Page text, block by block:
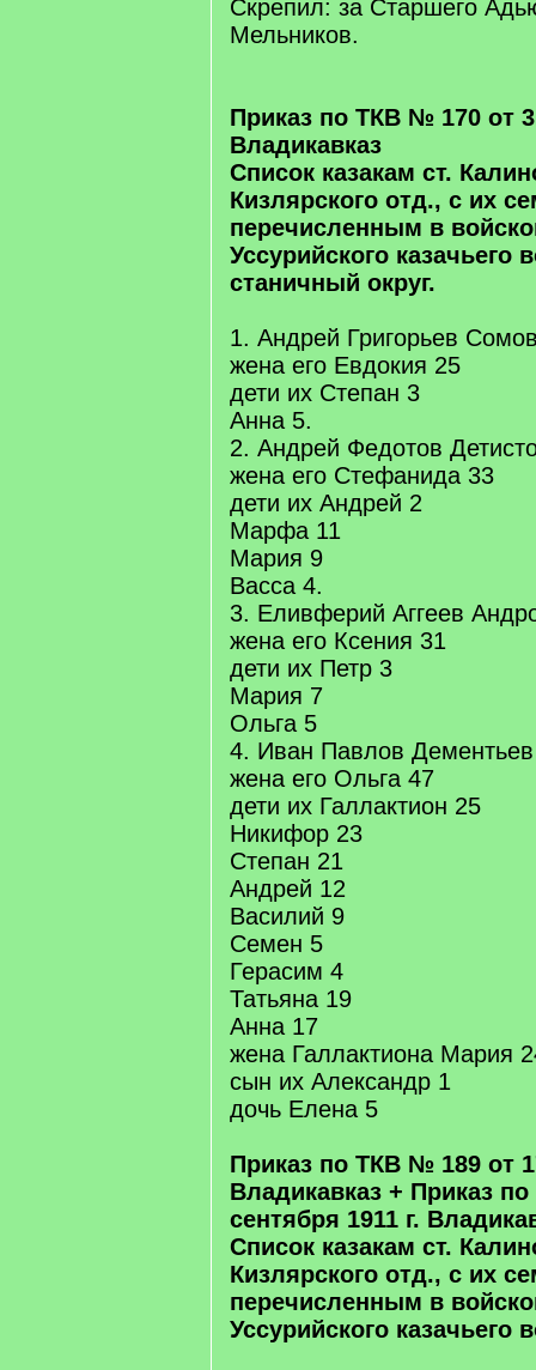
Скрепил: за Старшего
Мельников.
Приказ по ТКВ № 170 от
Владикавказ
Список казакам ст.
Кизлярского отд., с их
перечисленным в
Уссурийского казачьего
станичный округ.
1. Андрей Григорьев
жена его Евдокия 25
дети их Степан 3
Анна 5.
2. Андрей Федотов
жена его Стефанида 33
дети их Андрей 2
Марфа 11
Мария 9
Васса 4.
3. Еливферий Аггеев
жена его Ксения 31
дети их Петр 3
Мария 7
Ольга 5
4. Иван Павлов
жена его Ольга 47
дети их Галлактион 25
Никифор 23
Степан 21
Андрей 12
Василий 9
Семен 5
Герасим 4
Татьяна 19
Анна 17
жена Галлактиона Мария
сын их Александр 1
дочь Елена 5
Приказ по ТКВ № 189 от
Владикавказ + Приказ
сентября 1911 г.
Список казакам ст.
Кизлярского отд., с их
перечисленным в
Уссурийского казачьего